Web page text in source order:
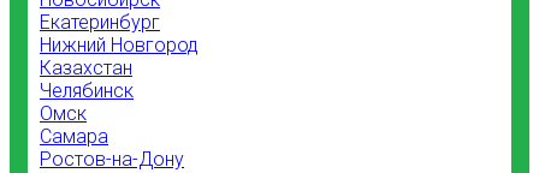
Екатеринбург
Нижний Новгород
Казахстан
Челябинск
Омск
Самара
Ростов-на-Дону